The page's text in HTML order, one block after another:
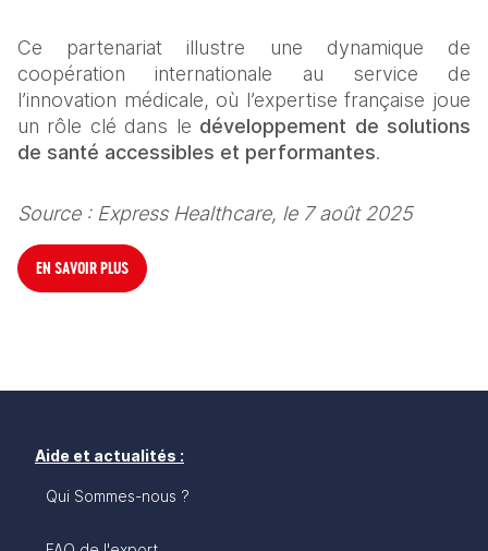
Ce partenariat illustre une dynamique de
coopération internationale au service de
l’innovation médicale, où l’expertise française joue
un rôle clé dans le développement de solutions
de santé accessibles et performantes.
Source : Express Healthcare, le 7 août 2025
EN SAVOIR PLUS
Aide et actualités :
Qui Sommes-nous ?